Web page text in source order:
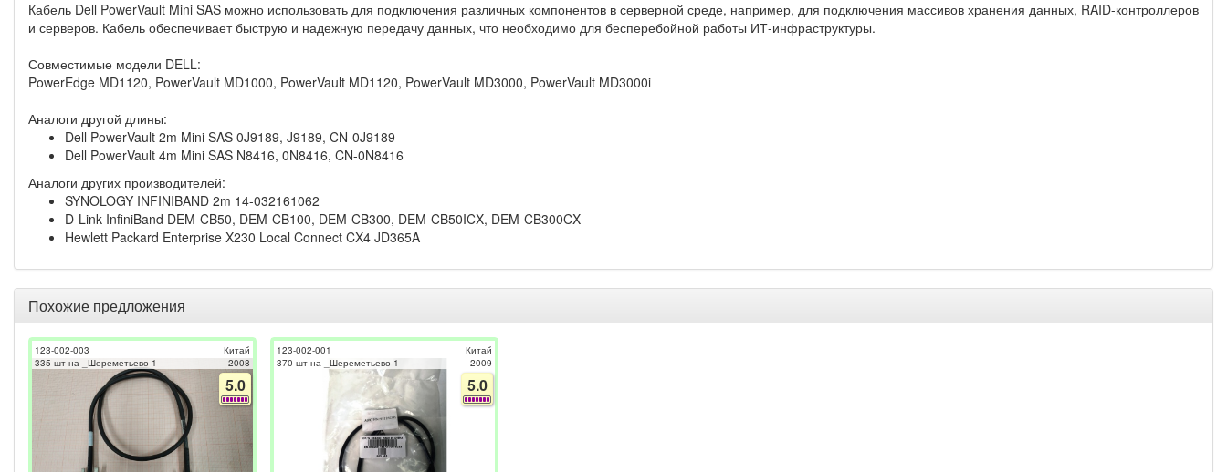
Кабель Dell PowerVault Mini SAS можно использовать для подключения различных компонентов в серверной среде, например, для подключения массивов хранения данных, RAID-контроллеров
и серверов. Кабель обеспечивает быструю и надежную передачу данных, что необходимо для бесперебойной работы ИТ-инфраструктуры.
Совместимые модели DELL:
PowerEdge MD1120, PowerVault MD1000, PowerVault MD1120, PowerVault MD3000, PowerVault MD3000i
Аналоги другой длины:
Dell PowerVault 2m Mini SAS 0J9189, J9189, CN-0J9189
Dell PowerVault 4m Mini SAS N8416, 0N8416, CN-0N8416
Аналоги других производителей:
SYNOLOGY INFINIBAND 2m 14-032161062
D-Link InfiniBand DEM-CB50, DEM-CB100, DEM-CB300, DEM-CB50ICX, DEM-CB300CX
Hewlett Packard Enterprise X230 Local Connect CX4 JD365A
Похожие предложения
123-002-003
335 шт на _Шереметьево-1
Китай
2008
5.0
123-002-001
370 шт на _Шереметьево-1
Китай
2009
5.0